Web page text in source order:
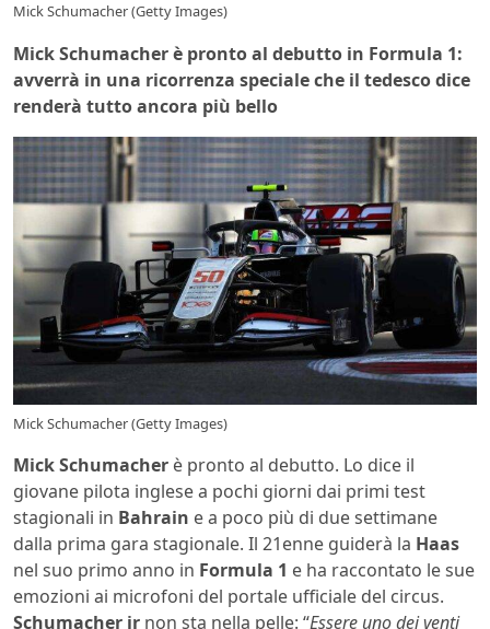
Mick Schumacher (Getty Images)
Mick Schumacher è pronto al debutto in Formula 1:
avverrà in una ricorrenza speciale che il tedesco dice
renderà tutto ancora più bello
Mick Schumacher (Getty Images)
Mick Schumacher è pronto al debutto. Lo dice il
giovane pilota inglese a pochi giorni dai primi test
stagionali in Bahrain e a poco più di due settimane
dalla prima gara stagionale. Il 21enne guiderà la Haas
nel suo primo anno in Formula 1 e ha raccontato le sue
emozioni ai microfoni del portale ufficiale del circus.
Schumacher jr non sta nella pelle: “Essere uno dei venti